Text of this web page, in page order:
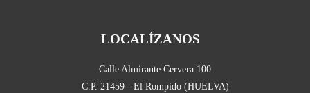
LOCALÍZANOS
Calle Almirante Cervera 100
C.P. 21459 - El Rompido (HUELVA)